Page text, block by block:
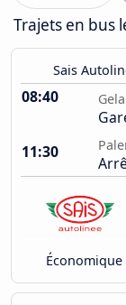
Trajets en bus
Sais
08:40 Gela
11:30
Économique